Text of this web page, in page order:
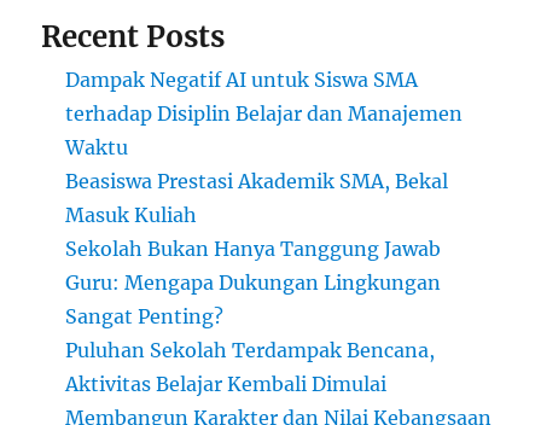
Recent Posts
Dampak Negatif AI untuk Siswa SMA
terhadap Disiplin Belajar dan Manajemen
Waktu
Beasiswa Prestasi Akademik SMA, Bekal
Masuk Kuliah
Sekolah Bukan Hanya Tanggung Jawab
Guru: Mengapa Dukungan Lingkungan
Sangat Penting?
Puluhan Sekolah Terdampak Bencana,
Aktivitas Belajar Kembali Dimulai
Membangun Karakter dan Nilai Kebangsaan